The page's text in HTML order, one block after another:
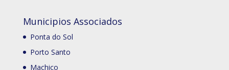
Municipios Associados
Ponta do Sol
Porto Santo
Machico